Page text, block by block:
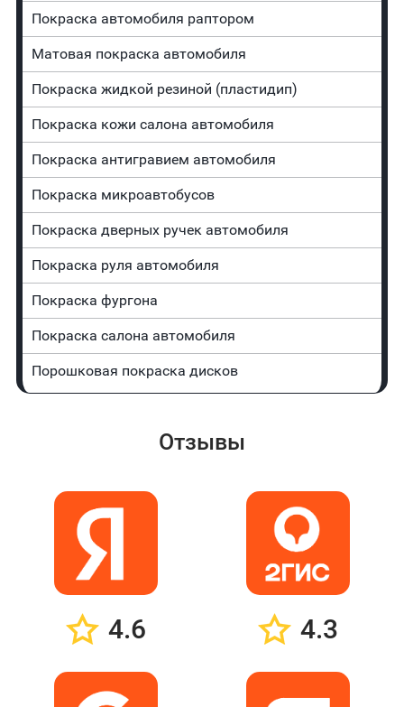
Покраска автомобиля раптором
Матовая покраска автомобиля
Покраска жидкой резиной (пластидип)
Покраска кожи салона автомобиля
Покраска антигравием автомобиля
Покраска микроавтобусов
Покраска дверных ручек автомобиля
Покраска руля автомобиля
Покраска фургона
Покраска салона автомобиля
Порошковая покраска дисков
Отзывы
4.6 4.3